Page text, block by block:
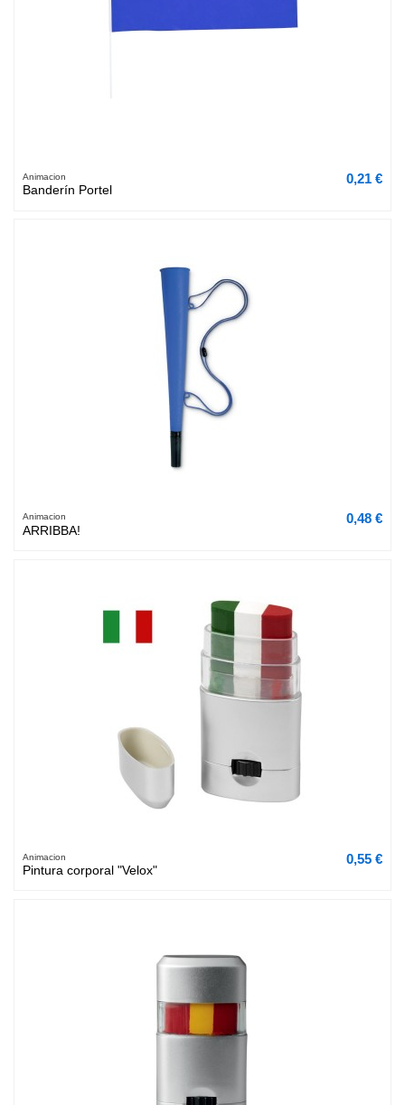
Animacion
Banderín Portel
0,21 €
Animacion
ARRIBBA!
0,48 €
Animacion
Pintura corporal "Velox"
0,55 €